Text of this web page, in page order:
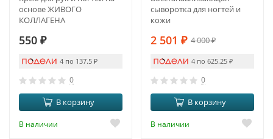
основе ЖИВОГО
КОЛЛАГЕНА
550 ₽
4 по 137.5 ₽
0
В корзину
В наличии
сыворотка для ногтей и
кожи
2 501 ₽ 4 000₽
4 по 625.25 ₽
0
В корзину
В наличии